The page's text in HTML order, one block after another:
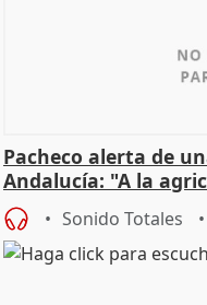
Pacheco alerta de
Andalucía: "A la
Sonido Totales